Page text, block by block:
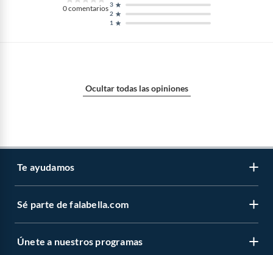
0comentarios
1
2
3
Ocultar todas las opiniones
Te ayudamos
Atención por WhatsApp
Sé parte de falabella.com
Trabaja con nosotros
Únete a nuestros programas